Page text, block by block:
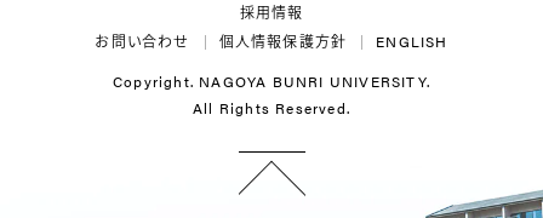
ENGLISH
個人情報保護方針
お問い合わせ
採用情報
Copyright. NAGOYA BUNRI UNIVERSITY.
All Rights Reserved.